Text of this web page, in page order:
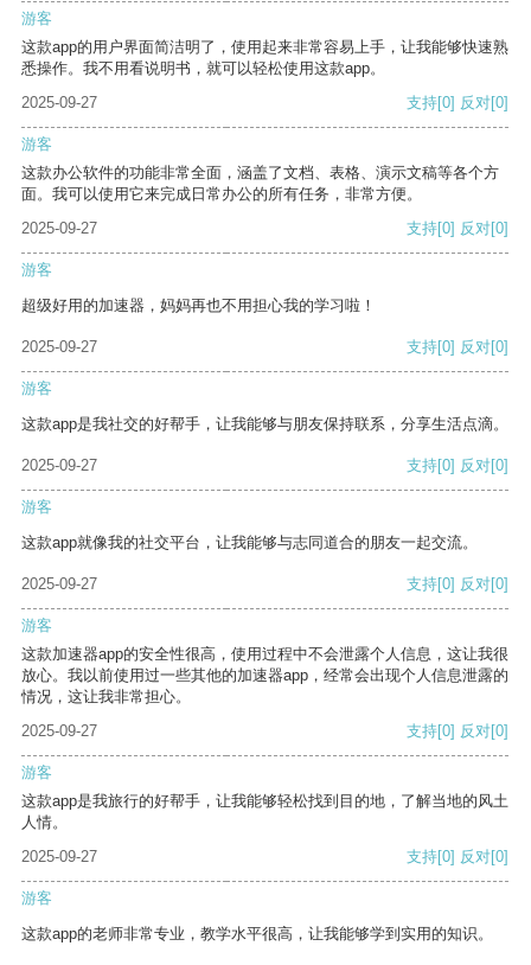
游客
这款app的用户界面简洁明了，使用起来非常容易上手，让我能够快速熟
悉操作。我不用看说明书，就可以轻松使用这款app。
2025-09-27
支持[0] 反对[0]
游客
这款办公软件的功能非常全面，涵盖了文档、表格、演示文稿等各个方
面。我可以使用它来完成日常办公的所有任务，非常方便。
2025-09-27
支持[0] 反对[0]
游客
超级好用的加速器，妈妈再也不用担心我的学习啦！
2025-09-27 支持[0] 反对[0]
游客
这款app是我社交的好帮手，让我能够与朋友保持联系，分享生活点滴。
2025-09-27 支持[0] 反对[0]
游客
这款app就像我的社交平台，让我能够与志同道合的朋友一起交流。
2025-09-27 支持[0] 反对[0]
游客
这款加速器app的安全性很高，使用过程中不会泄露个人信息，这让我很
放心。我以前使用过一些其他的加速器app，经常会出现个人信息泄露的
情况，这让我非常担心。
2025-09-27
支持[0] 反对[0]
游客
这款app是我旅行的好帮手，让我能够轻松找到目的地，了解当地的风土
人情。
2025-09-27
支持[0] 反对[0]
游客
这款app的老师非常专业，教学水平很高，让我能够学到实用的知识。